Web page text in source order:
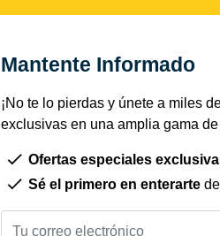
Mantente Informado
¡No te lo pierdas y únete a miles
exclusivas en una amplia gama de
Ofertas especiales
Sé el primero en enterarte